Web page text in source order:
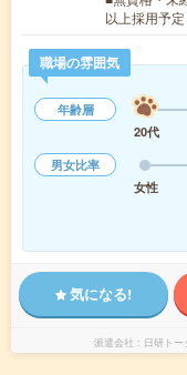
以上採用予
職場の雰囲気
年齢層
20代
男女比率
女性
気になる!
派遣会社 日研ト